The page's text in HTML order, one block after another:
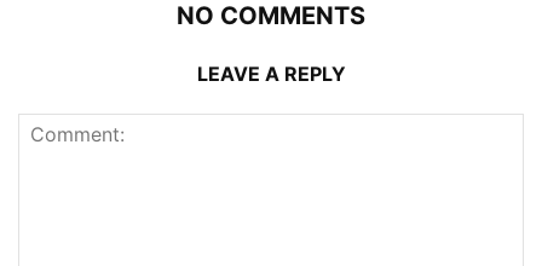
NO COMMENTS
LEAVE A REPLY